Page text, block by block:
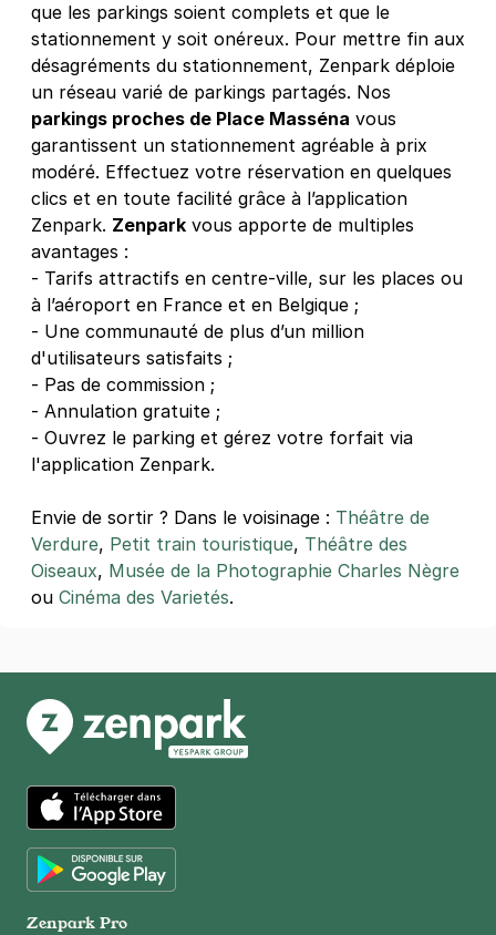
que les parkings soient complets et que le
stationnement y soit onéreux. Pour mettre fin aux
désagréments du stationnement, Zenpark déploie
un réseau varié de parkings partagés. Nos
parkings proches de Place Masséna vous
garantissent un stationnement agréable à prix
modéré. Effectuez votre réservation en quelques
clics et en toute facilité grâce à l’application
Zenpark. Zenpark vous apporte de multiples
avantages :
- Tarifs attractifs en centre-ville, sur les places ou
à l’aéroport en France et en Belgique ;
- Une communauté de plus d’un million
d'utilisateurs satisfaits ;
- Pas de commission ;
- Annulation gratuite ;
- Ouvrez le parking et gérez votre forfait via
l'application Zenpark.
Envie de sortir ? Dans le voisinage : Théâtre de
Verdure, Petit train touristique, Théâtre des
Oiseaux, Musée de la Photographie Charles Nègre
ou Cinéma des Varietés.
App Store
Zenpark Pro